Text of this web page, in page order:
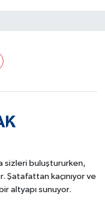
sizleri buluştururken,
Şatafattan kaçınıyor ve
altyapı sunuyor.